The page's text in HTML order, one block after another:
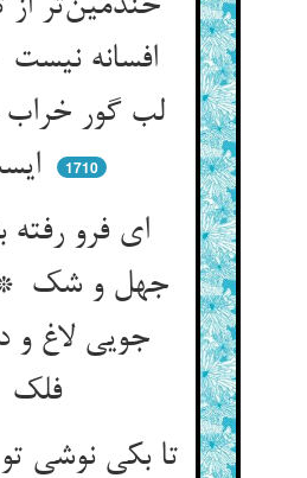
افسانه
لب گور
1710
ای فرو رفته
جهل و شک
جویی لاغ و
فلک
تا بکی نوشی